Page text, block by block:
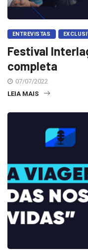
ENTREVISTAS
Festival
completa
07/07/2022
LEIA MAIS